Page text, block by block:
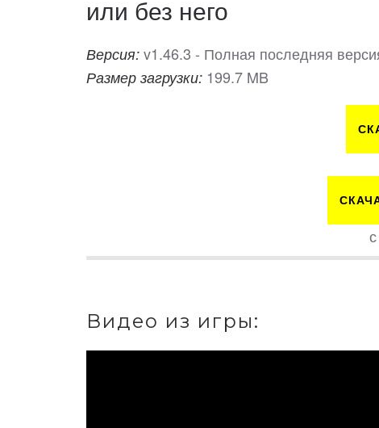
или без него
Версия: v1.46.3 - Полная последняя
Размер загрузки: 199.7 MB
Видео из игры: